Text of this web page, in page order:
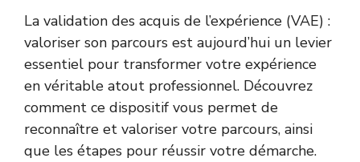
La validation des acquis de l’expérience (VAE) :
valoriser son parcours est aujourd’hui un levier
essentiel pour transformer votre expérience
en véritable atout professionnel. Découvrez
comment ce dispositif vous permet de
reconnaître et valoriser votre parcours, ainsi
que les étapes pour réussir votre démarche.